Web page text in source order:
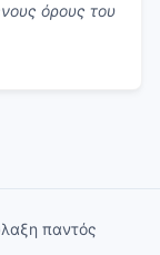
όρους του
παντός